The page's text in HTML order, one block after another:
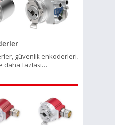
güvenlik enkoderleri,
daha fazlası…